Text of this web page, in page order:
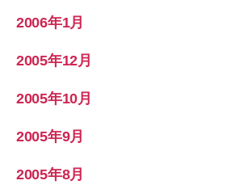
2006年1月
2005年12月
2005年10月
2005年9月
2005年8月